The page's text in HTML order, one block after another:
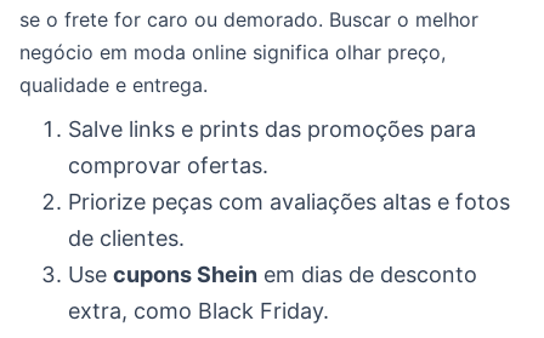
se o frete for caro ou demorado. Buscar o melhor
negócio em moda online significa olhar preço,
qualidade e entrega.
Salve links e prints das promoções para
comprovar ofertas.
Priorize peças com avaliações altas e fotos
de clientes.
Use cupons Shein em dias de desconto
extra, como Black Friday.